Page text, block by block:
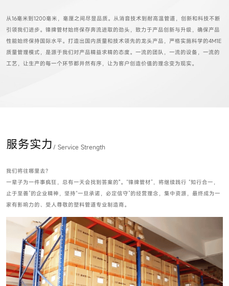
从16毫米到1200毫米，毫厘之间尽显品质。从消音技术到耐高温管道，创新和科技不断
引领我们进步。锋牌管材始终保存奔流进取的劲头，致力于产品创新与升级，确保产品
性能始终保持国际水平。打造出国内质量和技术领先的龙头产品，严格实施科学的4M1E
质量管理模式，是源于我们对产品精益求精的态度。一流的团队，一流的设备，一流的
工艺，让生产的每一个环节都井然有序，让为客户创造价值的理念变为现实。
服务实力 / Service Strength
我们将往哪里去?
一辈子为一件事疯狂，总有一天会找到答案的"。“锋牌管材”，将继续践行 “知行合一，
止于至善”的企业精神，坚持“一旦承诺，必定信守”的经营理念，集中资源，最终成为一
家有影响力的、受人尊敬的塑料管道专业制造商。